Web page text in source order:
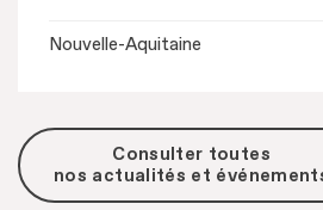
Nouvelle-Aquitaine
Consulter toutes
nos actualités et